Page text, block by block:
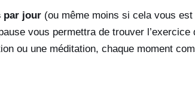
par jour(ou même moins si cela vous est
vous permettra de trouver l’exercice
ou une méditation, chaque moment